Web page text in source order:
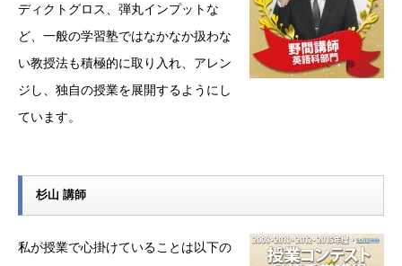
ディクトグロス、弾丸インプットな
ど、一般の学習塾ではなかなか扱わな
い教授法も積極的に取り入れ、アレン
ジし、独自の授業を展開するようにし
ています。
杉山 講師
私が授業で心掛けていることは以下の